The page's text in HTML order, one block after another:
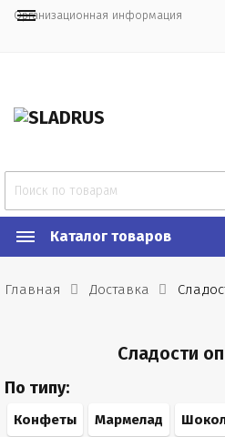
Организационная информация
Каталог товаров
Главная Доставка
Сладости
По типу:
Конфеты Мармелад